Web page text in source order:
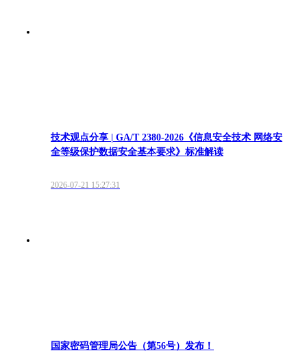
技术观点分享 | GA/T 2380-2026《信息安全技术 网络安
全等级保护数据安全基本要求》标准解读
2026-07-21 15:27:31
国家密码管理局公告（第56号）发布！